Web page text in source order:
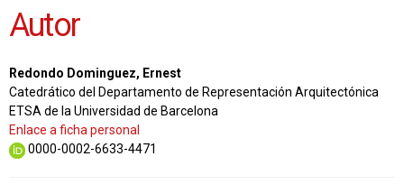
Autor
Redondo Dominguez, Ernest
Catedrático del Departamento de Representación Arquitectónica
ETSA de la Universidad de Barcelona
Enlace a ficha personal
0000-0002-6633-4471